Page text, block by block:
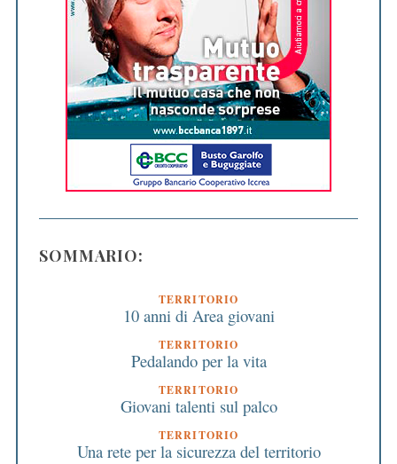
SOMMARIO:
TERRITORIO
10 anni di Area giovani
TERRITORIO
Pedalando per la vita
TERRITORIO
Giovani talenti sul palco
TERRITORIO
Una rete per la sicurezza del territorio